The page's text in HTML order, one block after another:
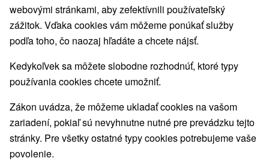
VŠETKY NAJLACNEJŠIE NAJDRAHŠIE
webovými stránkami, aby zefektívnili používateľský
zážitok. Vďaka cookies vám môžeme ponúkať služby
podľa toho, čo naozaj hľadáte a chcete nájsť.
Kedykoľvek sa môžete slobodne rozhodnúť, ktoré typy
používania cookies chcete umožniť.
Zákon uvádza, že môžeme ukladať cookies na vašom
zariadení, pokiaľ sú nevyhnutne nutné pre prevádzku tejto
stránky. Pre všetky ostatné typy cookies potrebujeme vaše
povolenie.